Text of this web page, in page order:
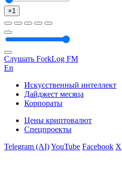
×1
Слушать ForkLog FM
En
Искусственный интеллект
Дайджест месяца
Корпораты
Цены криптовалют
Спецпроекты
Telegram (AI)YouTube Facebook X